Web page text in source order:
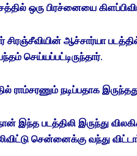
ஒரு பிரச்னையை
சிரஞ்சீவியின் ஆச்சார்யா
செய்யப்பட்டிருந்தார்.
ராம்சரணும் நடிப்பதாக
இந்த படத்திலி இருந்து
சென்னைக்கு வந்து